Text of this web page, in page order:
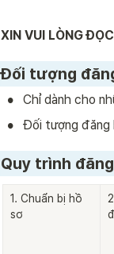
XIN VUI LÒNG
Đối tượng
• Chỉ dành cho
• Đối tượng đăng
Quy trình
1. Chuẩn bị hồ
sơ